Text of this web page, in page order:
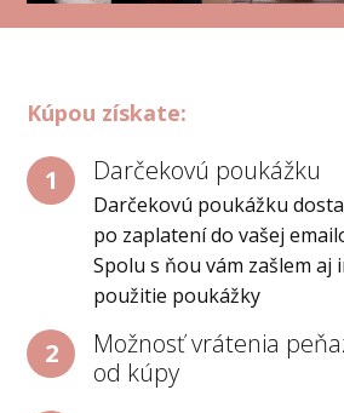
Kúpou získate:
1 Darčekovú poukážku
Darčekovú poukážku
po zaplatení do vašej
Spolu s ňou vám zašlem aj
použitie poukážky
2
Možnosť vrátenia
od kúpy